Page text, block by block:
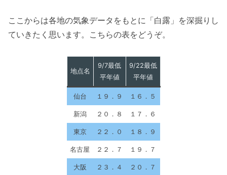
ここからは各地の気象データをもとに「白露」を深掘りし
ていきたく思います。こちらの表をどうぞ。
地点名
9/7最低
平年値
9/22最低
平年値
仙台 １９．９ １６．５
新潟 ２０．８ １７．６
東京 ２２．０ １８．９
名古屋 ２２．７ １９．７
大阪 ２３．４ ２０．７